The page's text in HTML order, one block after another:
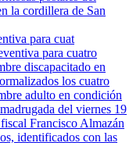
para cuat